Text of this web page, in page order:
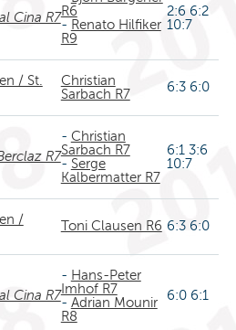
Cina R7R6
- Renato Hilfiker
R9
2:6 6:2
10:7
/ St.
Christian
Sarbach R7
6:3 6:0
R7
- Christian
Sarbach R7
- Serge
Kalbermatter R7
6:1 3:6
10:7
/
Toni Clausen R6 6:3 6:0
Cina R7
- Hans-Peter
Imhof R7
- Adrian Mounir
R8
6:0 6:1